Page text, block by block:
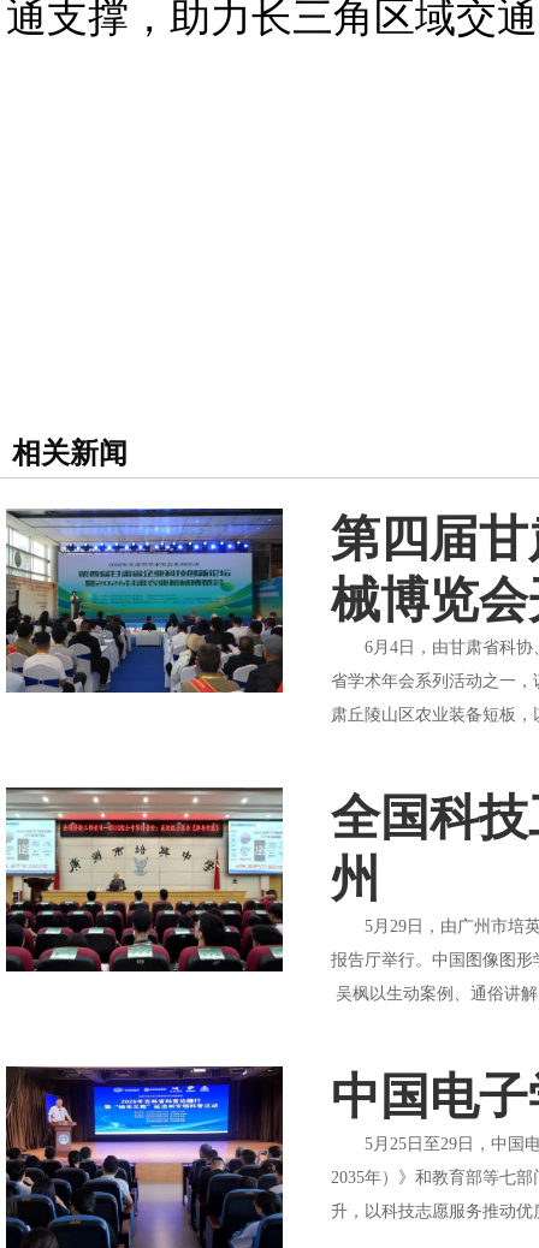
通支撑，助力长三角区域交
相关新闻
第四届
械博览
6月4日，由甘肃省科协、
省学术年会系列活动之一
肃丘陵山区农业装备短板
全国科
州
5月29日，由广州市培英
报告厅举行。中国图像图
吴枫以生动案例、通俗讲
中国电
5月25日至29日，中国电
2035年）》和教育部等七
升，以科技志愿服务推动